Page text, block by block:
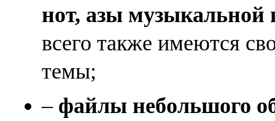
нот, азы музыкальной
всего также имеются
темы;
– файлы небольшого